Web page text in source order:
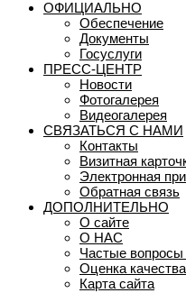
ОФИЦИАЛЬНО
Обеспечение
Документы
Госуслуги
ПРЕСС-ЦЕНТР
Новости
Фотогалерея
Видеогалерея
СВЯЗАТЬСЯ С НАМИ
Контакты
Визитная
Электронная
Обратная связь
ДОПОЛНИТЕЛЬНО
О сайте
О НАС
Частые вопросы
Оценка
Карта сайта